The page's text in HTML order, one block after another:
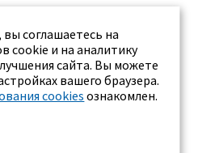
соглашаетесь на
cookie и на аналитику
сайта. Вы можете
вашего браузера.
cookies ознакомлен.
2Б